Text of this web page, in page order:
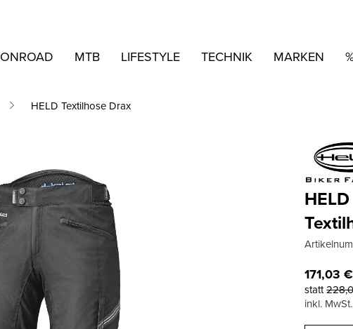
ONROAD MTB LIFESTYLE TECHNIK MARKEN
HELD Textilhose Drax
HELD
171,03€
statt
inkl.